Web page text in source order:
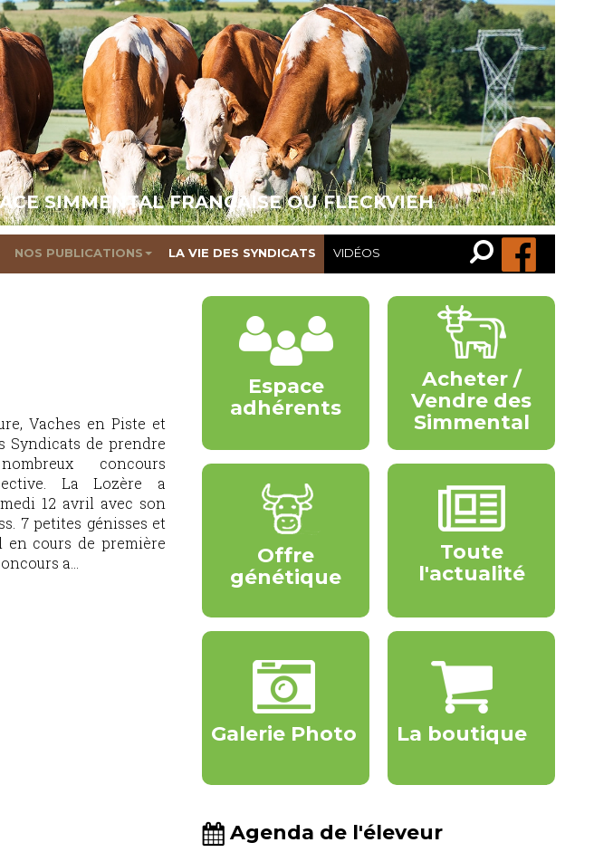
SIMMENTAL FRANÇAISE OU FLECKVIEH
NOS PUBLICATIONS LA VIE DES SYNDICATS VIDÉOS
Recherche…
Rechercher
Vaches en Piste et
Syndicats de prendre
concours
La Lozère a
12 avril avec son
7 petites génisses et
en cours de première
a...
Espace
adhérents
Acheter /
Vendre des
Simmental
Offre
génétique
Toute
l'actualité
Galerie Photo La boutique
Agenda de l'éleveur